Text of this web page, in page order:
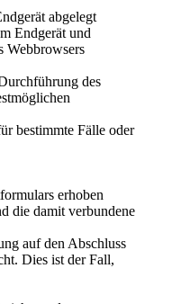
abgelegt
Endgerät und
Webbrowsers
des
bestimmte Fälle oder
erhoben
die damit verbundene
auf den Abschluss
Dies ist der Fall,